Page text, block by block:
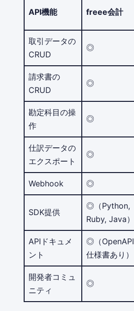
API機能 freee会計
取引データの
CRUD
◎
請求書の
CRUD
◎
勘定科目の操
作
◎
仕訳データの
エクスポート
◎
Webhook ◎
SDK提供
◎（Python,
Ruby, Java）
APIドキュメ
ント
◎（OpenAPI
仕様書あり）
開発者コミュ
ニティ
◎